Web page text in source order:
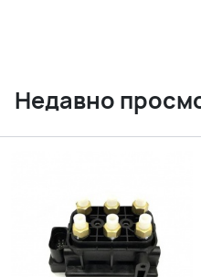
Недавно